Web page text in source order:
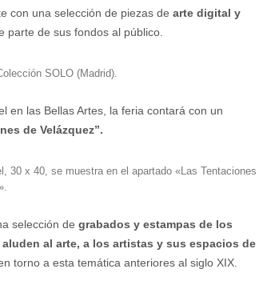
con una selección de piezas de arte digital y
parte de sus fondos al público.
SOLO (Madrid).
en las Bellas Artes, la feria contará con un
de Velázquez”.
30 x 40, se muestra en el apartado «Las Tentaciones
selección de grabados y estampas de los
aluden al arte, a los artistas y sus espacios de
torno a esta temática anteriores al siglo XIX.